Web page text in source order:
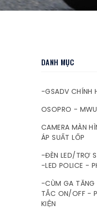
DANH MỤC
-GSADV CHÍNH
OSOPRO -
CAMERA MÀN
ÁP SUẤT LỐP
-ĐÈN LED/TRỢ
-LED POLICE -
-CÙM GA
TẮC ON/OFF -
KIỆN